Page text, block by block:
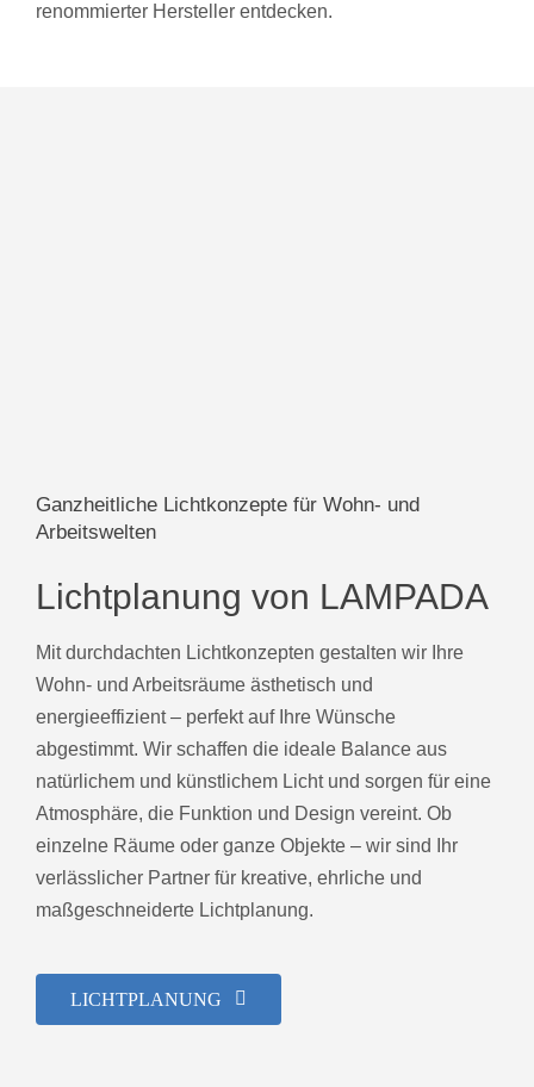
renommierter Hersteller entdecken.
Ganzheitliche Lichtkonzepte für Wohn- und
Arbeitswelten
Lichtplanung von LAMPADA
Mit durchdachten Lichtkonzepten gestalten wir Ihre
Wohn- und Arbeitsräume ästhetisch und
energieeffizient – perfekt auf Ihre Wünsche
abgestimmt. Wir schaffen die ideale Balance aus
natürlichem und künstlichem Licht und sorgen für eine
Atmosphäre, die Funktion und Design vereint. Ob
einzelne Räume oder ganze Objekte – wir sind Ihr
verlässlicher Partner für kreative, ehrliche und
maßgeschneiderte Lichtplanung.
LICHTPLANUNG